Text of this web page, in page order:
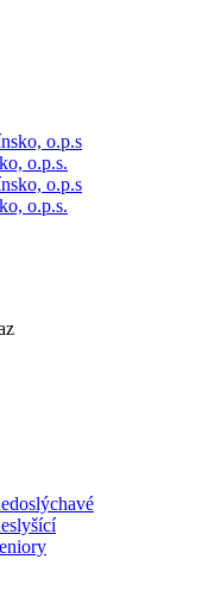
o.p.s.
o.p.s.